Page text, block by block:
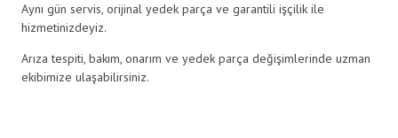
Aynı gün servis, orijinal yedek parça ve garantili işçilik ile
hizmetinizdeyiz.
Arıza tespiti, bakım, onarım ve yedek parça değişimlerinde uzman
ekibimize ulaşabilirsiniz.